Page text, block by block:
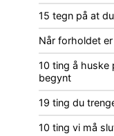
15 tegn på at
Når forholdet
10 ting å huske
begynt
19 ting du
10 ting vi må